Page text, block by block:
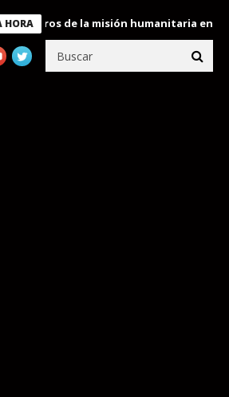
HORA de la misión humanitaria enviada a